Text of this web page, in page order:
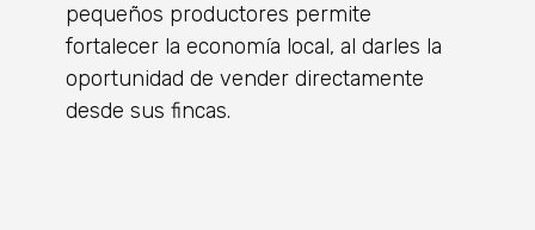
pequeños productores permite
fortalecer la economía local, al darles la
oportunidad de vender directamente
desde sus fincas.